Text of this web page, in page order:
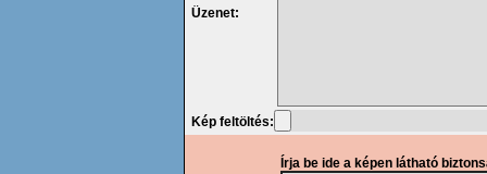
Üzenet:
Kép feltöltés:
Írja be ide a képen látható